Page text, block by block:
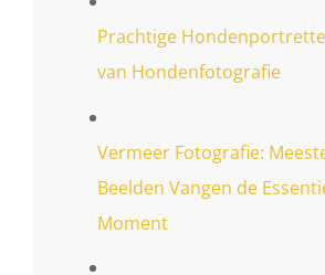
Prachtige
van Hondenfotografie
Vermeer Fotografie:
Beelden Vangen de
Moment